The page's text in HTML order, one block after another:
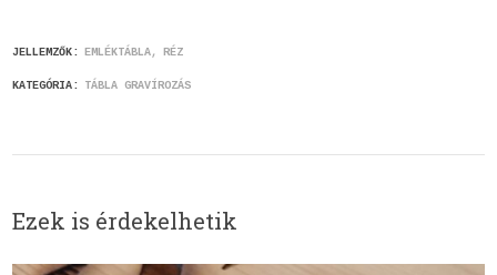
JELLEMZŐK: EMLÉKTÁBLA RÉZ
KATEGÓRIA: TÁBLA GRAVÍROZÁS
Ezek is érdekelhetik